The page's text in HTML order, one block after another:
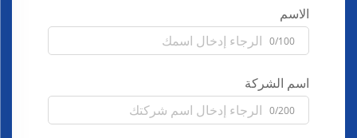
الاسم
0/100
اسم الشركة
0/200